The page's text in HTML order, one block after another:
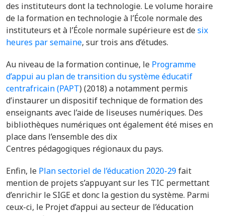
des instituteurs dont la technologie. Le volume horaire
de la formation en technologie à l’École normale des
instituteurs et à l’École normale supérieure est desix
heures par semaine, sur trois ans d’études.
Au niveau de la formation continue, le Programme
d’appui au plan de transition du système éducatif
centrafricain (PAPT) (2018) a notamment permis
d’instaurer un dispositif technique de formation des
enseignants avec l’aide de liseuses numériques. Des
bibliothèques numériques ont également été mises en
place dans l’ensemble des dix
Centres pédagogiques régionaux du pays.
Enfin, le Plan sectoriel de l’éducation 2020-29fait
mention de projets s’appuyant sur les TIC permettant
d’enrichir le SIGE et donc la gestion du système. Parmi
ceux-ci, le Projet d’appui au secteur de l’éducation